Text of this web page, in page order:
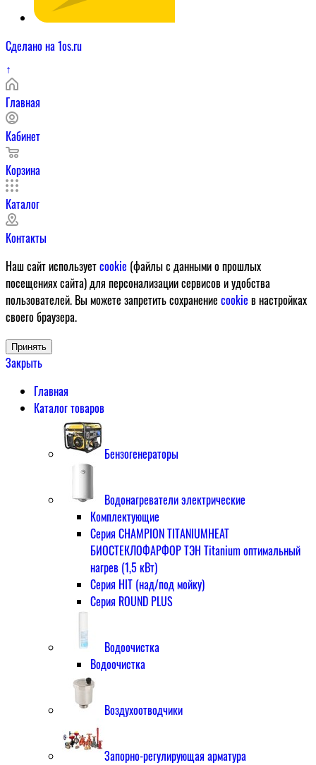
Сделано на 1os.ru
↑
Главная
Кабинет
Корзина
Каталог
Контакты
Наш сайт используетcookie (файлы с данными о прошлых
посещениях сайта) для персонализации сервисов и удобства
пользователей. Вы можете запретить сохранение cookie в настройках
своего браузера.
Принять
Закрыть
Главная
Каталог товаров
Бензогенераторы
Водонагреватели электрические
Комплектующие
Серия CHAMPION TITANIUMHEAT
БИОСТЕКЛОФАРФОР ТЭН Titanium оптимальный
нагрев (1,5 кВт)
Серия HIT (над/под мойку)
Серия ROUND PLUS
Водоочистка
Водоочистка
Воздухоотводчики
Запорно-регулирующая арматура